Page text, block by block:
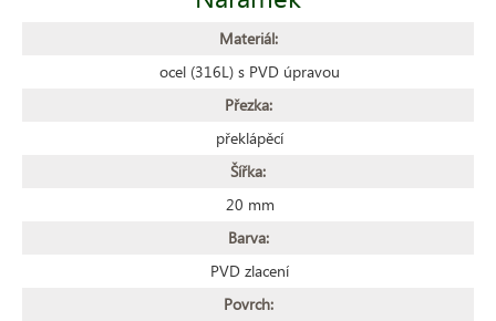
Materiál:
ocel (316L) s PVD úpravou
Přezka:
překlápěcí
Šířka:
20 mm
Barva:
PVD zlacení
Povrch: